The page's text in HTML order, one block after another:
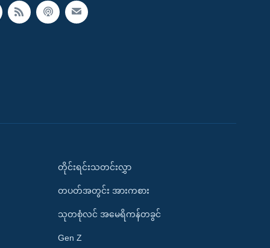
တိုင်းရင်းသတင်းလွှာ
တပတ်အတွင်း အားကစား
သုတစုံလင် အမေရိကန်တခွင်
Gen Z